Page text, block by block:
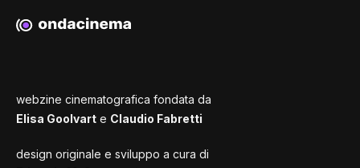
webzine cinematografica fondata da
Elisa Goolvart e Claudio Fabretti
design originale e sviluppo a cura di